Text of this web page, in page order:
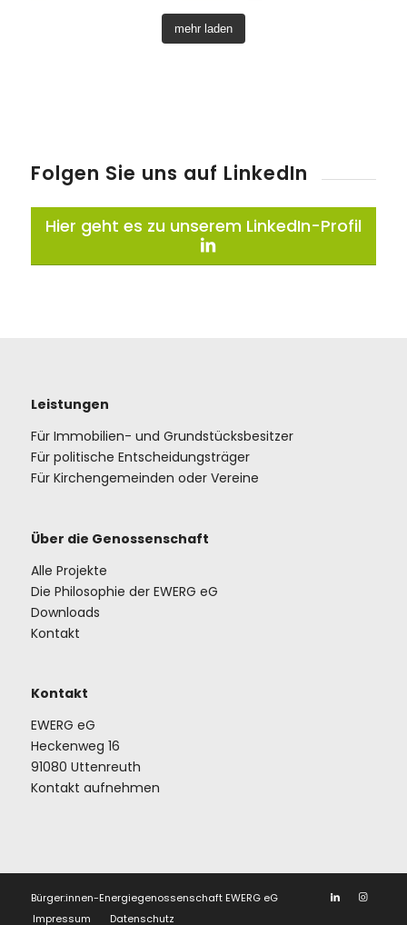
mehr laden
Folgen Sie uns auf LinkedIn
Hier geht es zu unserem LinkedIn-Profil
Leistungen
Für Immobilien- und Grundstücksbesitzer
Für politische Entscheidungsträger
Für Kirchengemeinden oder Vereine
Über die Genossenschaft
Alle Projekte
Die Philosophie der EWERG eG
Downloads
Kontakt
Kontakt
EWERG eG
Heckenweg 16
91080 Uttenreuth
Kontakt aufnehmen
Bürger:innen-Energiegenossenschaft EWERG eG
Impressum
Datenschutz